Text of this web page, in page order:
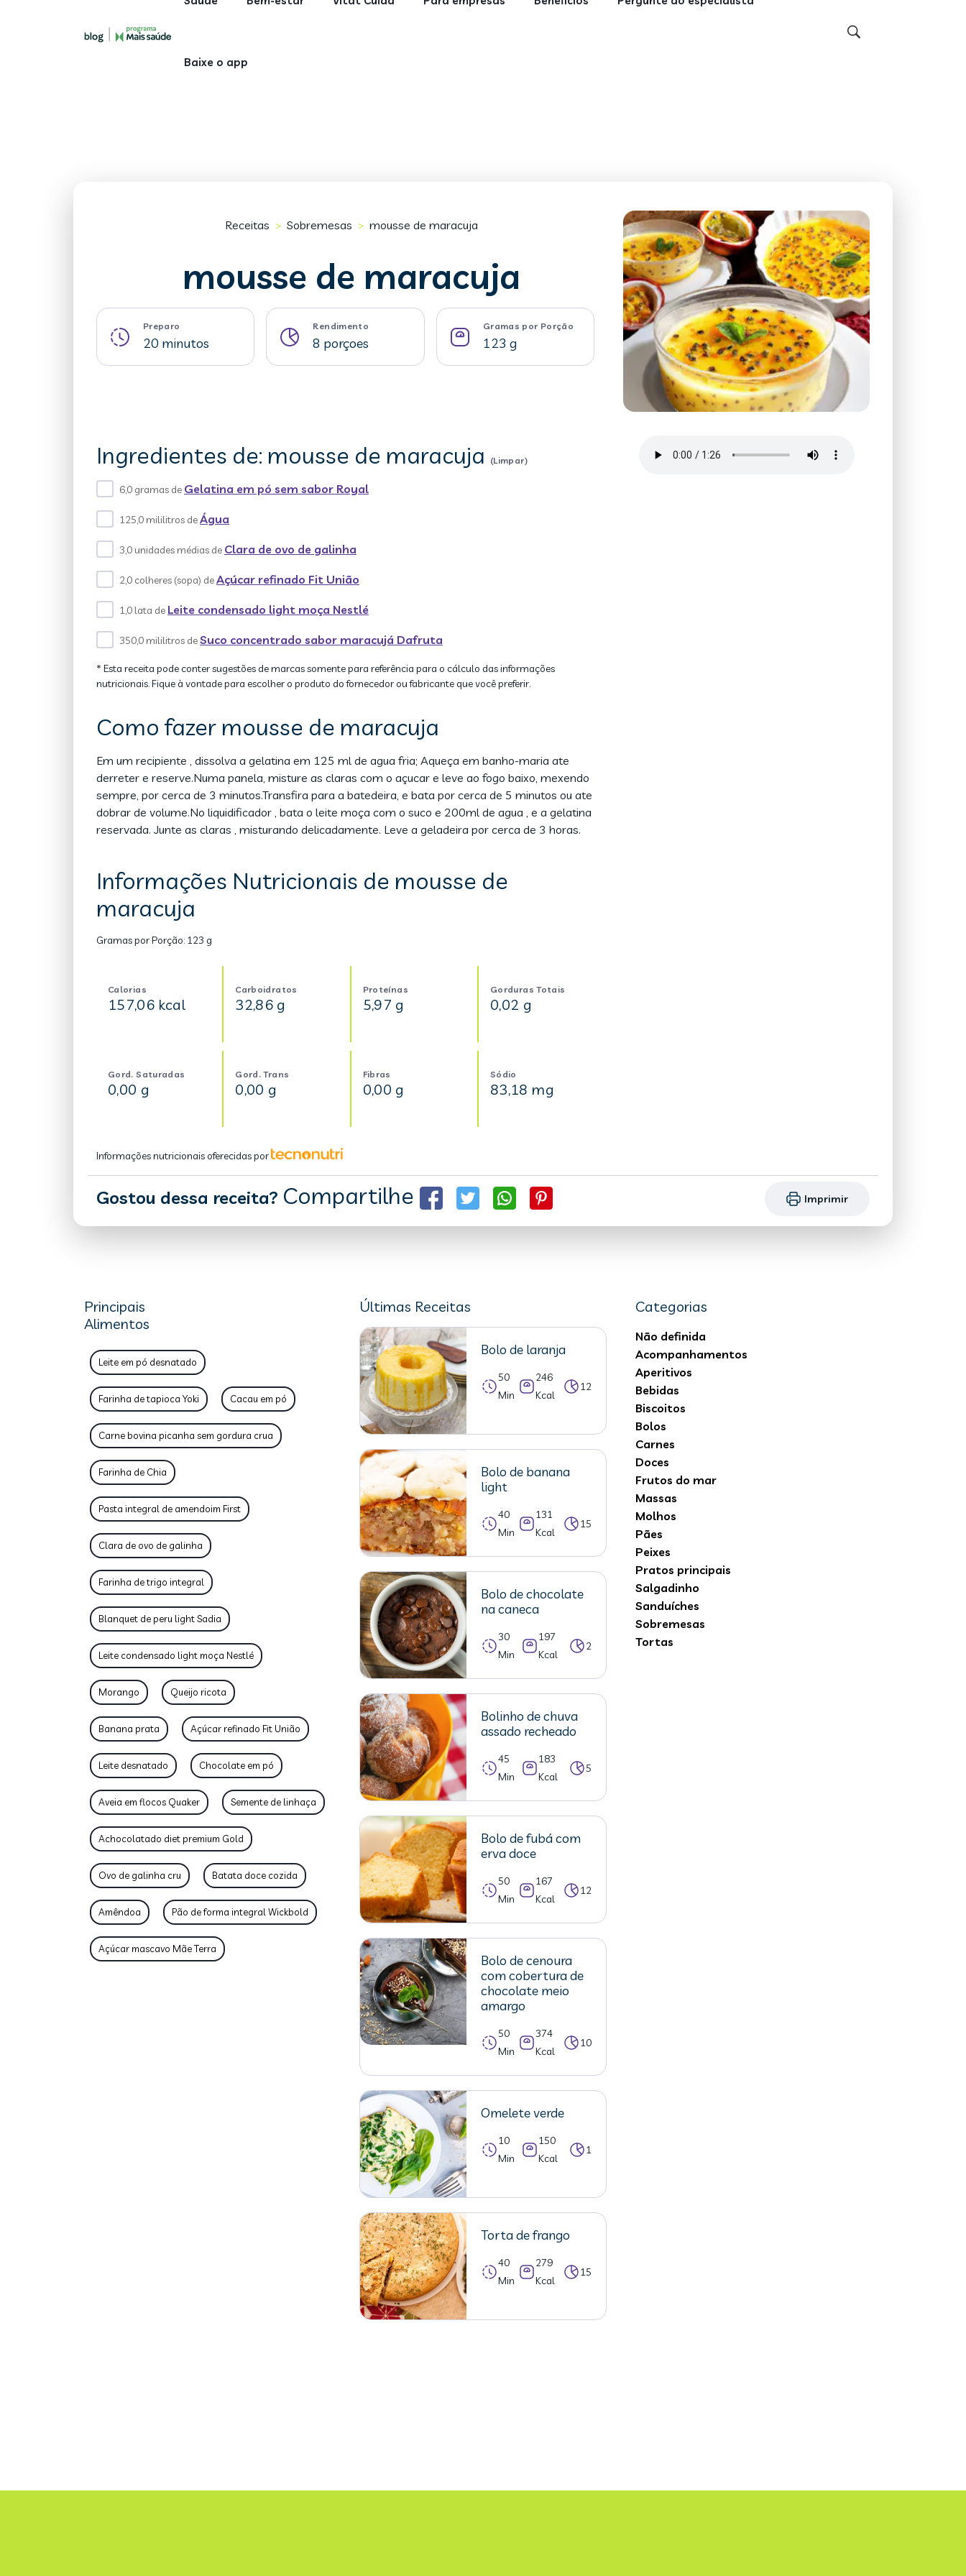
Baixe o app
Receitas > Sobremesas > mousse de maracuja
mousse de maracuja
Preparo
20 minutos
Rendimento
8 porçoes
Gramas por Porção
123 g
Ingredientes de: mousse de maracuja (Limpar)
6,0 gramas de Gelatina em pó sem sabor Royal
125,0 mililitros deÁgua
3,0 unidades médias de Clara de ovo de galinha
2,0 colheres (sopa) deAçúcar refinado Fit União
1,0 lata de Leite condensado light moça Nestlé
350,0 mililitros deSuco concentrado sabor maracujá Dafruta
* Esta receita pode conter sugestões de marcas somente para referência para o cálculo das informações
nutricionais. Fique à vontade para escolher o produto do fornecedor ou fabricante que você preferir.
Como fazer mousse de maracuja
Em um recipiente , dissolva a gelatina em 125 ml de agua fria; Aqueça em banho-maria ate
derreter e reserve.Numa panela, misture as claras com o açucar e leve ao fogo baixo, mexendo
sempre, por cerca de 3 minutos.Transfira para a batedeira, e bata por cerca de 5 minutos ou ate
dobrar de volume.No liquidificador , bata o leite moça com o suco e 200ml de agua , e a gelatina
reservada. Junte as claras , misturando delicadamente. Leve a geladeira por cerca de 3 horas.
Informações Nutricionais de mousse de
maracuja
Gramas por Porção: 123 g
Calorias
157,06 kcal
Carboidratos
32,86 g
Proteínas
5,97 g
Gorduras Totais
0,02 g
Gord. Saturadas
0,00 g
Gord. Trans
0,00 g
Fibras
0,00 g
Sódio
83,18 mg
Informações nutricionais oferecidas por
Gostou dessa receita? Compartilhe Imprimir
Principais
Alimentos
Leite em pó desnatado
Farinha de tapioca Yoki Cacau em pó
Carne bovina picanha sem gordura crua
Farinha de Chia
Pasta integral de amendoim First
Clara de ovo de galinha
Farinha de trigo integral
Blanquet de peru light Sadia
Leite condensado light moça Nestlé
Morango Queijo ricota
Banana prata Açúcar refinado Fit União
Leite desnatado Chocolate em pó
Aveia em flocos Quaker Semente de linhaça
Achocolatado diet premium Gold
Ovo de galinha cru Batata doce cozida
Amêndoa Pão de forma integral Wickbold
Açúcar mascavo Mãe Terra
Últimas Receitas
Bolo de laranja
50
Min
246
Kcal
12
Bolo de banana
light
40
Min
131
Kcal
15
Bolo de chocolate
na caneca
30
Min
197
Kcal
2
Bolinho de chuva
assado recheado
45
Min
183
Kcal
5
Bolo de fubá com
erva doce
50
Min
167
Kcal
12
Bolo de cenoura
com cobertura de
chocolate meio
amargo
50
Min
374
Kcal
10
Omelete verde
10
Min
150
Kcal
1
Torta de frango
40
Min
279
Kcal
15
Categorias
Não definida
Acompanhamentos
Aperitivos
Bebidas
Biscoitos
Bolos
Carnes
Doces
Frutos do mar
Massas
Molhos
Pães
Peixes
Pratos principais
Salgadinho
Sanduíches
Sobremesas
Tortas